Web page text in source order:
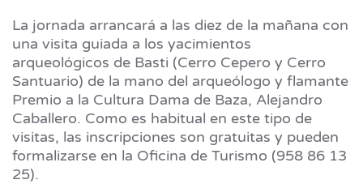
La jornada arrancará a las diez de la mañana con
una visita guiada a los yacimientos
arqueológicos de Basti (Cerro Cepero y Cerro
Santuario) de la mano del arqueólogo y flamante
Premio a la Cultura Dama de Baza, Alejandro
Caballero. Como es habitual en este tipo de
visitas, las inscripciones son gratuitas y pueden
formalizarse en la Oficina de Turismo (958 86 13
25).